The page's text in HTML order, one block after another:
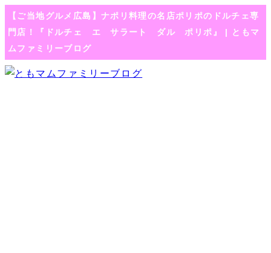
【ご当地グルメ広島】ナポリ料理の名店ポリポのドルチェ専
門店！『ドルチェ エ サラート ダル ポリポ』 | ともマ
ムファミリーブログ